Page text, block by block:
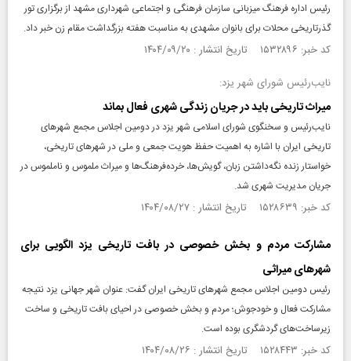
رئیس اداره فرهنگ میزبانی سازمان فرهنگی و اجتماعی شهرداری مشهد از برگزاری تور
گذرتاریخی محلات برای بانوان مشهدی به مناسبت هفته بزرگداشت مقام زن خبر داد.
کد خبر: ۱۵۳۲۸۹۶ تاریخ انتشار : ۱۴۰۴/۰۹/۲۰
نایب‌رئیس شورای شهر یزد:
میراث تاریخی باید در جریان زندگی شهری فعال بماند
نایب‌رئیس و سخنگوی شورای اسلامی شهر یزد در دومین اجلاس مجمع شهرهای
تاریخی ایران با اشاره به اهمیت حفظ هویت جمعی و ملی در شهرهای تاریخی،
خواستار زنده نگه‌داشتن زبان، گویش‌ها، خرده‌فرهنگ‌ها و میراث ملموس و ناملموس در
جریان مدیریت شهری شد.
کد خبر: ۱۵۲۸۶۳۹ تاریخ انتشار : ۱۴۰۴/۰۸/۲۷
مشارکت مردم و بخش خصوصی در بافت تاریخی یزد الگویی برای
شهرهای میراثی
رئیس دومین اجلاس مجمع شهرهای تاریخی ایران گفت: عنوان شهر جهانی یزد نتیجه
مشارکت فعال و خودجوش؛ مردم و بخش خصوصی در احیای بافت تاریخی و ساخت
زیرساخت‌های گردشگری بوده است.
کد خبر: ۱۵۲۸۴۴۳ تاریخ انتشار : ۱۴۰۴/۰۸/۲۶